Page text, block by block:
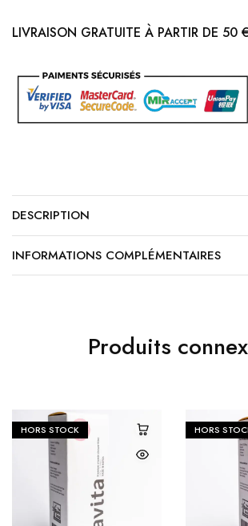
LIVRAISON GRATUITE À PARTIR DE 50 €
DESCRIPTION
INFORMATIONS COMPLÉMENTAIRES
Produits
HORS STOCK HORS